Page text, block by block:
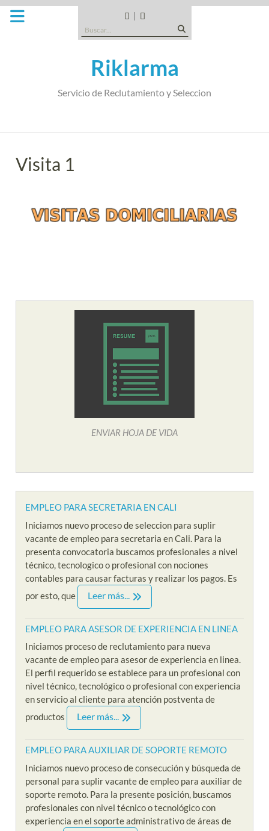
Saltar
CANDIDATOS
TIPO
EMPRESA
SOMOS
Buscar:
Riklarma
Servicio de Reclutamiento y Seleccion
Visita 1
ENVIAR HOJA DE VIDA
EMPLEO PARA SECRETARIA EN CALI
Iniciamos nuevo proceso de seleccion para suplir
vacante de empleo para secretaria en Cali. Para la
presenta convocatoria buscamos profesionales a nivel
técnico, tecnologico o profesional con nociones
contables para causar facturas y realizar los pagos. Es
por esto, que
Leer más...
EMPLEO PARA ASESOR DE EXPERIENCIA EN LINEA
Iniciamos proceso de reclutamiento para nueva
vacante de empleo para asesor de experiencia en linea.
El perfil requerido se establece para un profesional con
nivel técnico, tecnológico o profesional con experiencia
en servicio al cliente para atención postventa de
productos
Leer más...
EMPLEO PARA AUXILIAR DE SOPORTE REMOTO
Iniciamos nuevo proceso de consecución y búsqueda de
personal para suplir vacante de empleo para auxiliar de
soporte remoto. Para la presente posición, buscamos
profesionales con nivel técnico o tecnológico con
experiencia en el soporte administrativo de áreas de